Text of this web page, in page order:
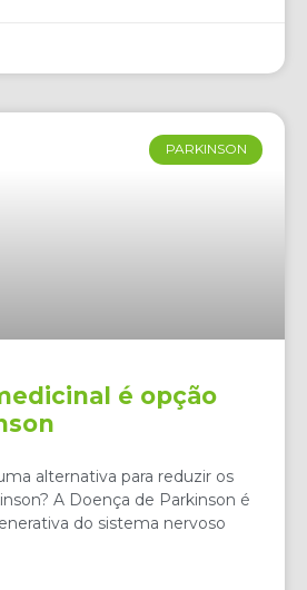
PARKINSON
é opção
alternativa para reduzir os
A Doença de Parkinson é
do sistema nervoso